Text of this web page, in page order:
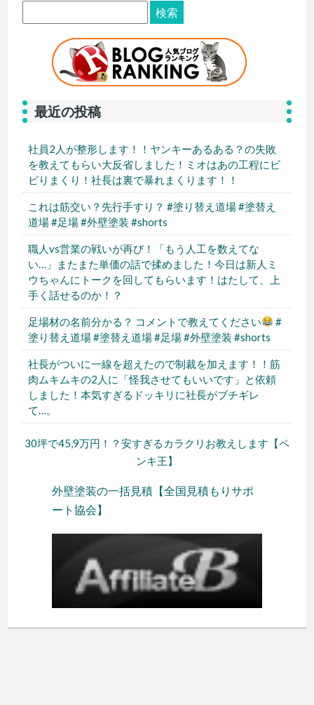
最近の投稿
社員2人が整形します！！ヤンキーあるある？の失敗
を教えてもらい大反省しました！ミオはあの工程にビ
ビりまくり！社長は裏で暴れまくります！！
これは筋交い？先行手すり？ #塗り替え道場 #塗替え
道場 #足場 #外壁塗装 #shorts
職人vs営業の戦いが再び！「もう人工を数えてな
い…」またまた単価の話で揉めました！今日は新人ミ
ウちゃんにトークを回してもらいます！はたして、上
手く話せるのか！？
足場材の名前分かる？ コメントで教えてください
#
塗り替え道場 #塗替え道場 #足場 #外壁塗装 #shorts
社長がついに一線を超えたので制裁を加えます！！筋
肉ムキムキの2人に「怪我させてもいいです」と依頼
しました！本気すぎるドッキリに社長がブチギレ
て…。
30坪で45,9万円！？安すぎるカラクリお教えします【ペ
ンキ王】
外壁塗装の一括見積【全国見積もりサポ
ート協会】